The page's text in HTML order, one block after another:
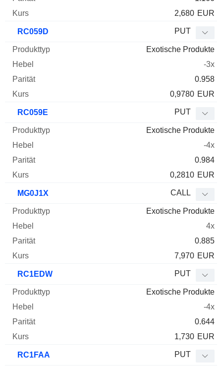
2,680 EUR
RC059D PUT
Exotische Produkte
-3x
0.958
0,9780 EUR
RC059E PUT
Exotische Produkte
-4x
0.984
0,2810 EUR
MG0J1X CALL
Exotische Produkte
4x
0.885
7,970 EUR
RC1EDW PUT
Exotische Produkte
-4x
0.644
1,730 EUR
RC1FAA PUT